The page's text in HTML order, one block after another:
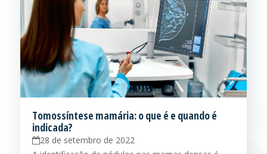
Tomossíntese mamária: o que é e quando é
indicada?
28 de setembro de 2022